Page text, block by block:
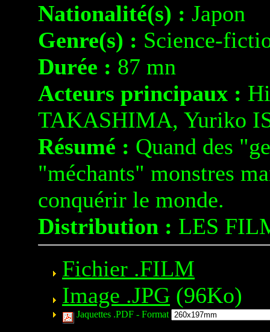
Nationalité(s) : Japon
Genre(s) : Science-
Durée : 87 mn
Acteurs principaux :
TAKASHIMA, Yuriko
Résumé : Quand des
"méchants" monstres
conquérir le monde.
Distribution : LES
Fichier .FILM
Image .JPG (96Ko)
Jaquettes .PDF - Format